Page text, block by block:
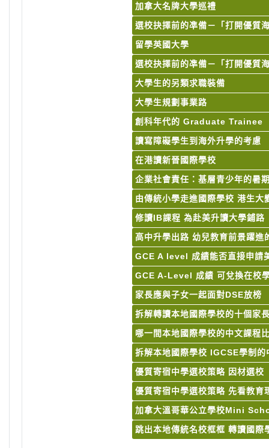
加拿大名牌大學巡禮
選校抉擇前的凖備－「打開優質
留學英國大學
選校抉擇前的凖備－「打開優質
大學生的另類求職裝備
大學生規劃事業路
創科年代的 Graduate Trainee
讀寫障礙學生到海外升學的考慮
在港讀新晉國際學校
企業社會責任：基層青少年的暑
由傳統小學走進國際學校 港生大
修讀IB課程 為赴美升讀大學鋪路
高中升學出路 幼兒教育前景躍進
GCE A level 成績能否直接申請
GCE A-Level 成績 可兌換在校
家長應與子女一起面對DSE放
拆解轉讀本地國際學校的十個家
哪一間本地國際學校的中文課程
拆解本地國際學校 IGCSE學制的
優質寄宿中學選校策略 因材選校
優質寄宿中學選校策略 先看教育
加拿大溫哥華公立學校Mini
跳出本地傳統名校框框 轉讀國際